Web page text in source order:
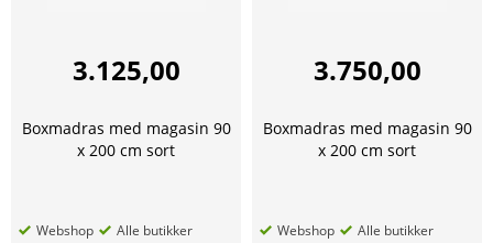
3.125,00
Boxmadras med magasin 90
x 200 cm sort
Webshop Alle butikker
3.750,00
Boxmadras med magasin 90
x 200 cm sort
Webshop Alle butikker